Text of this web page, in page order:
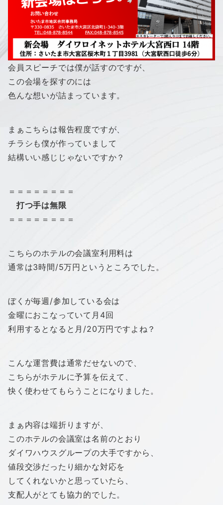
会員スピーチでは僕が話すのですが、
この会場を探すのには
色んな想いが詰まっています。
まぁこちらは報告程度ですが、
チラシも僕が作っていまして
結構いい感じじゃないですか？
＝＝＝＝＝＝＝＝
打つ手は無限
＝＝＝＝＝＝＝＝
こちらのホテルの会議室利用料は
通常は3時間/5万円というところでした。
ぼくが毎週/参加している会は
金曜におこなっていて月4回
利用するとなると月/20万円ですよね？
こんな運営費は通常だせないので、
こちらがホテルに予算を伝えて、
快く使わせてもらうことになりました。
まぁ内容は端折りますが、
このホテルの会議室は名前のとおり
ダイワハウスグループの大手ですから、
値段交渉だったり細かな対応を
してくれないかと思っていたら、
支配人がとても協力的でした。